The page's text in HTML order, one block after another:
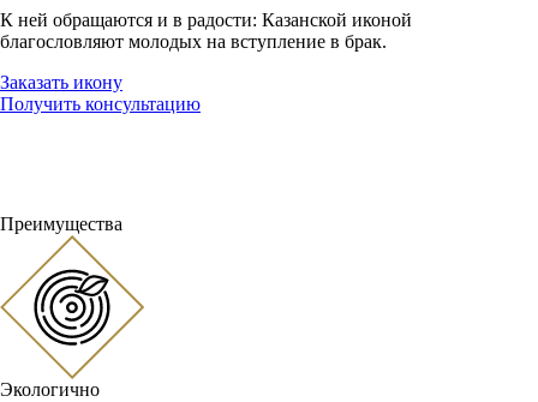
К ней обращаются и в радости: Казанской иконой
благословляют молодых на вступление в брак.
Заказать икону
Получить консультацию
Преимущества
Экологично